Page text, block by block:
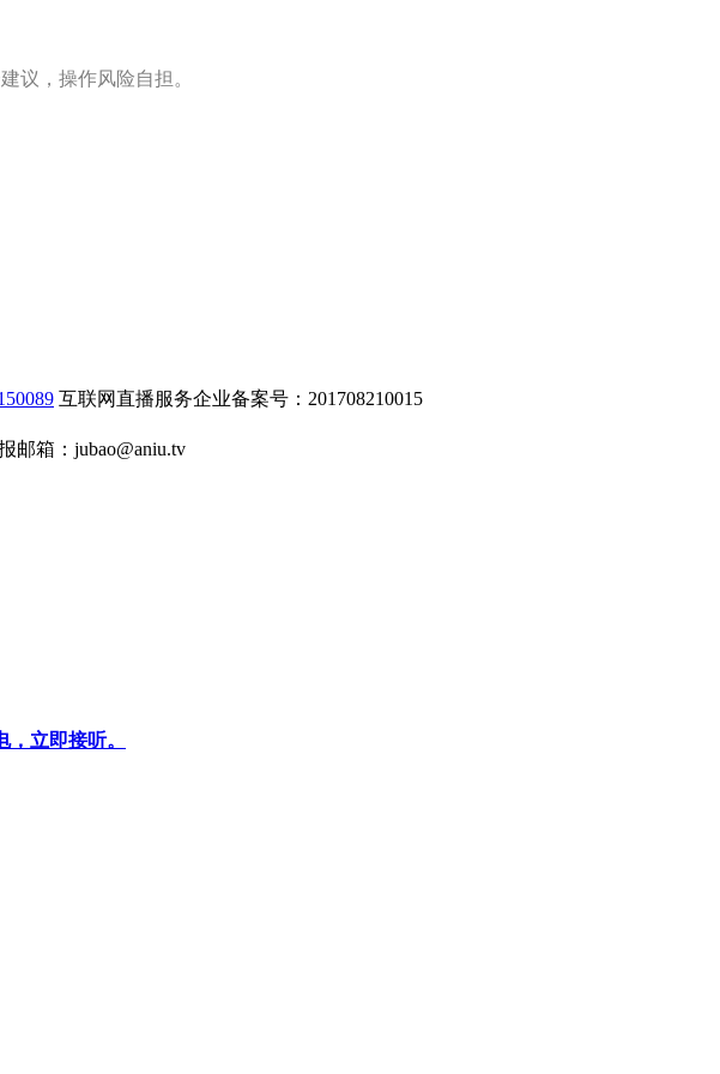
议，操作风险自担。
互联网直播服务企业备案号：201708210015
邮箱： jubao@aniu.tv
立即接听。